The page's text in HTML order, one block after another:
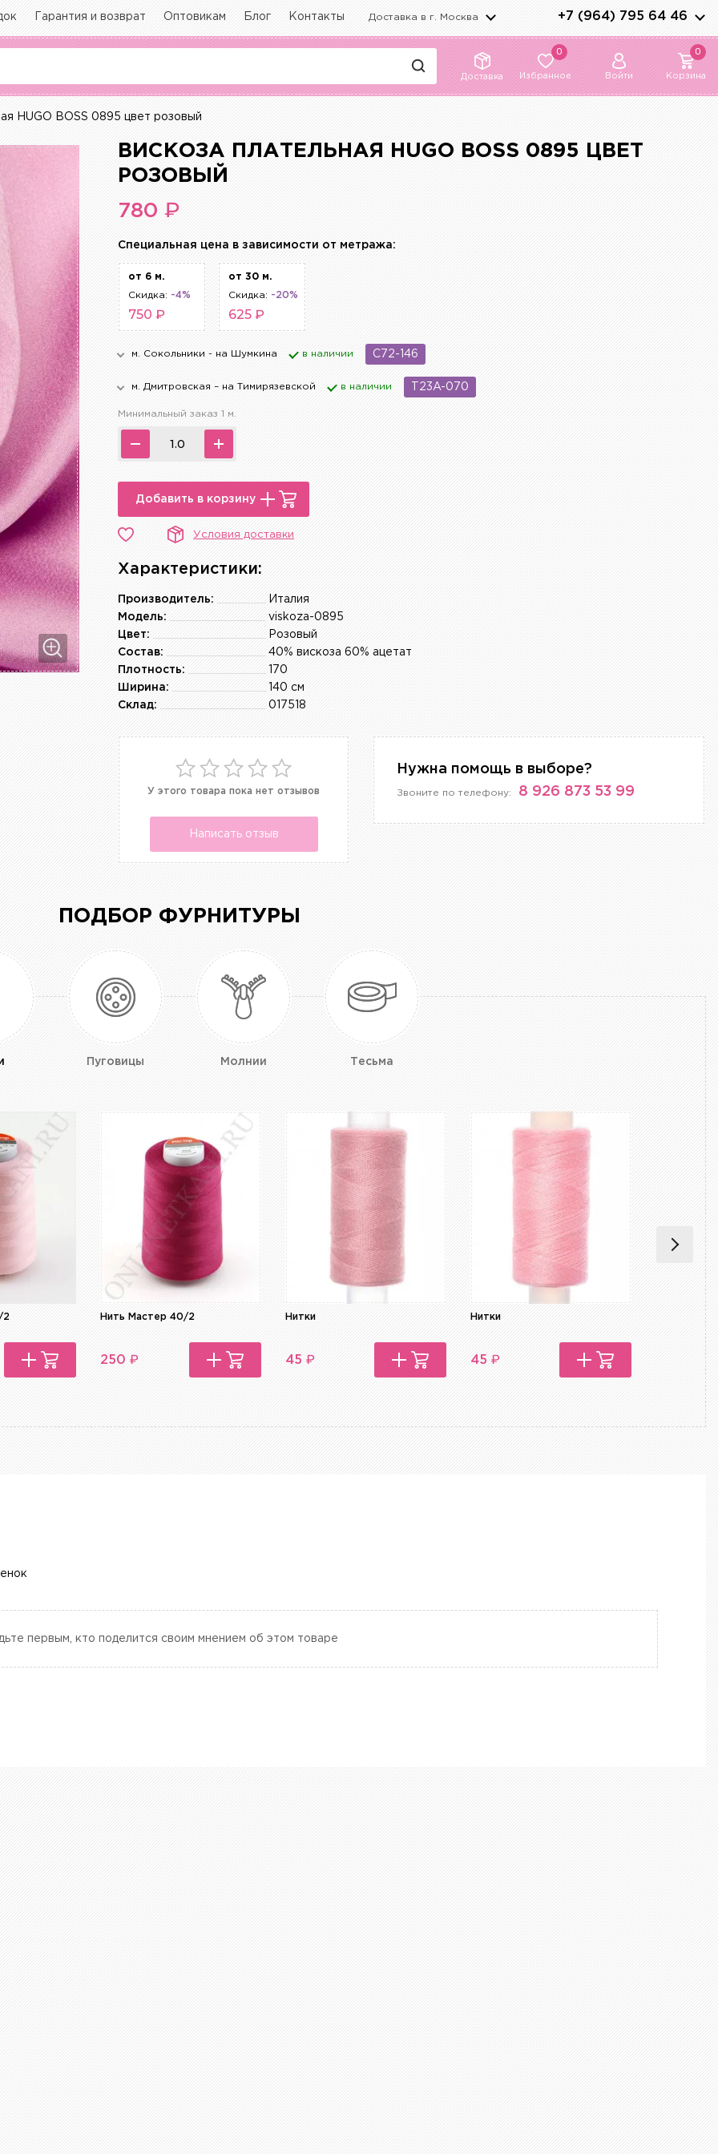
Гарантия и возврат Оптовикам Блог Контакты Доставка в г. Москва +7 (964) 795 64 46
Доставка
0
Избранное Войти
0
Корзина
HUGO BOSS 0895 цвет розовый
ВИСКОЗА ПЛАТЕЛЬНАЯ HUGO BOSS 0895 ЦВЕТ
РОЗОВЫЙ
780₽
Cпециальная цена в зависимости от метража:
от 6 м.
Скидка: -4%
750 ₽
от 30 м.
Скидка: -20%
625 ₽
м. Сокольники - на Шумкина в наличии C72-146
м. Дмитровская – на Тимирязевской в наличии T23A-070
Минимальный заказ 1 м.
Добавить в корзину
Условия доставки
Характеристики:
Италия
Производитель:
viskoza-0895
Модель:
Розовый
Цвет:
40% вискоза 60% ацетат
Состав:
170
Плотность:
140 см
Ширина:
017518
Склад:
У этого товара пока нет отзывов
Написать отзыв
Нужна помощь в выборе?
Звоните по телефону: 8 926 873 53 99
ПОДБОР ФУРНИТУРЫ
Пуговицы Молнии Тесьма
2 Нить Мастер 40/2
250 ₽
Нитки
45 ₽
Нитки
45 ₽
первым, кто поделится своим мнением об этом товаре